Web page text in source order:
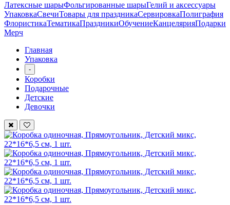
Латексные шарыФольгированные шарыГелий и аксессуары
УпаковкаСвечиТовары для праздникаСервировкаПолиграфия
ФлористикаТематикаПраздникиОбучениеКанцелярияПодарки
Мерч
Главная
Упаковка
-
Коробки
Подарочные
Детские
Девочки